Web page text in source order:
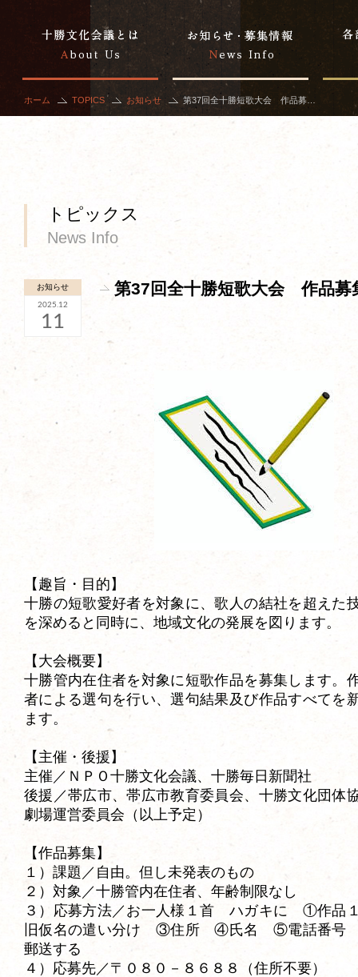
ホーム TOPICS お知らせ 第37回全十勝短歌大会 作品募…
トピックス
News Info
第37回全十勝短歌大会 作品募
お知らせ
2025.12
11
【趣旨・目的】
十勝の短歌愛好者を対象に、歌人の結社を超えた
を深めると同時に、地域文化の発展を図ります。
【大会概要】
十勝管内在住者を対象に短歌作品を募集します。
者による選句を行い、選句結果及び作品すべてを
ます。
【主催・後援】
主催／ＮＰＯ十勝文化会議、十勝毎日新聞社
後援／帯広市、帯広市教育委員会、十勝文化団体
劇場運営委員会（以上予定）
【作品募集】
１）課題／自由。但し未発表のもの
２）対象／十勝管内在住者、年齢制限なし
３）応募方法／お一人様１首 ハガキに ①作品
旧仮名の遣い分け ③住所 ④氏名 ⑤電話番号
郵送する
４）応募先／〒０８０－８６８８（住所不要）